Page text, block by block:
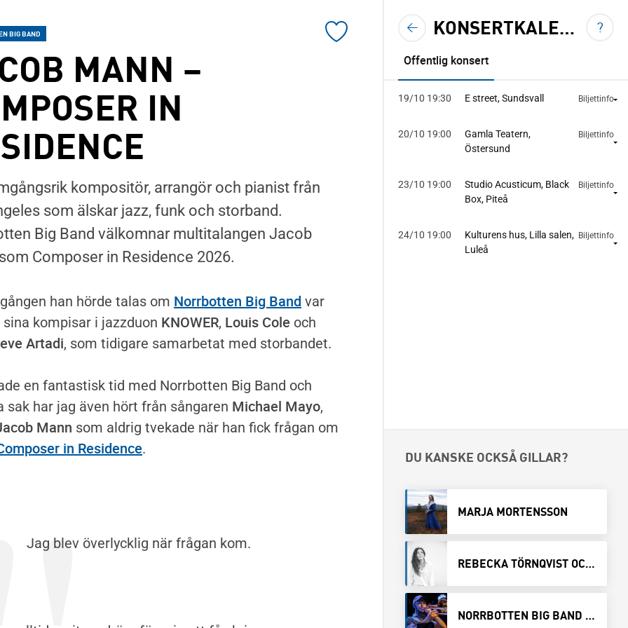
BIG BAND
MANN –
IN
Lägg
kompositör, arrangör och pianist från
som älskar jazz, funk och storband.
Big Band välkomnar multitalangen Jacob
Composer in Residence 2026.
han hörde talas om Norrbotten Big Band var
sina kompisar i jazzduon KNOWER, Louis Cole och
Artadi, som tidigare samarbetat med storbandet.
en fantastisk tid med Norrbotten Big Band och
sak har jag även hört från sångaren Michael Mayo,
Mann som aldrig tvekade när han fick frågan om
in Residence.
Jag blev överlycklig när frågan kom.
<TILLBAKA TILL KONSERTKALENDERN
?
KONSERTKALENDER
Offentlig konsert
19/10 19:30 E street, Sundsvall Biljettinfo
20/10 19:00
Gamla Teatern,
Östersund
Biljettinfo
23/10 19:00
Studio Acusticum, Black
Box, Piteå
Biljettinfo
24/10 19:00
Kulturens hus, Lilla salen,
Luleå
Biljettinfo
DU KANSKE OCKSÅ GILLAR?
MARJA MORTENSSON
REBECKA TÖRNQVIST OCH JOHAN LINDSTRÖM
NORRBOTTEN BIG BAND MÖTER NINE SPARKS RIOT